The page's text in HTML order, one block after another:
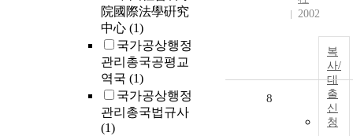
院國際法學硏究
中心 (1)
국가공상행정
관리총국공평교
역국 (1)
국가공상행정
관리총국법규사
(1)
2002
복
사/
대
출
신
청
8